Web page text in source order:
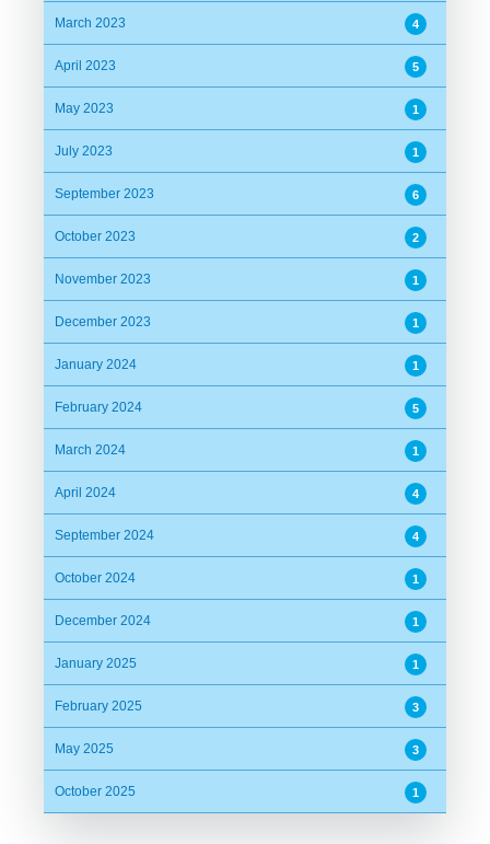
March 2023 4
April 2023 5
May 2023 1
July 2023 1
September 2023 6
October 2023 2
November 2023 1
December 2023 1
January 2024 1
February 2024 5
March 2024 1
April 2024 4
September 2024 4
October 2024 1
December 2024 1
January 2025 1
February 2025 3
May 2025 3
October 2025 1